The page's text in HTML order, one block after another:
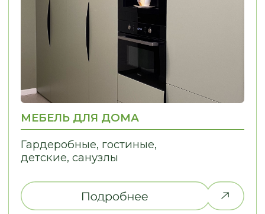
Дайте нам знать, и мы найдем
решение для вашей идеи!
НЕ НАШЛИ ТО,